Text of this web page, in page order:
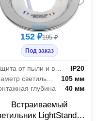
152 ₽195 ₽
Под заказ
Защита от пыли и влаги
IP20
Диаметр светильника
105 мм
глубина
40 мм
Встраиваемый
LightStandart